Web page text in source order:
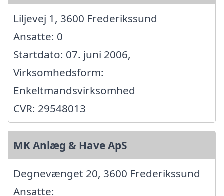
Liljevej 1, 3600 Frederikssund
Ansatte: 0
Startdato: 07. juni 2006,
Virksomhedsform:
Enkeltmandsvirksomhed
CVR: 29548013
MK Anlæg & Have ApS
Degnevænget 20, 3600 Frederikssund
Ansatte: